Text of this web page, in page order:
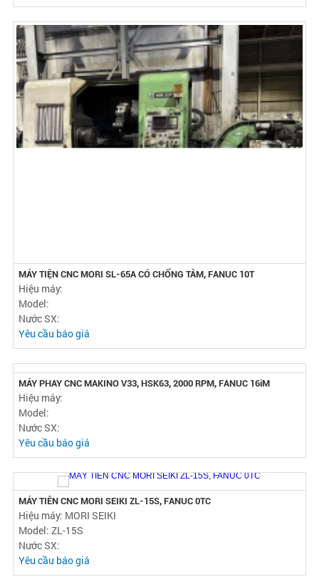
MÁY TIỆN CNC MORI SL-65A CÓ CHỐNG TÂM, FANUC 10T
Hiệu máy:
Model:
Nước SX:
Yêu cầu báo giá